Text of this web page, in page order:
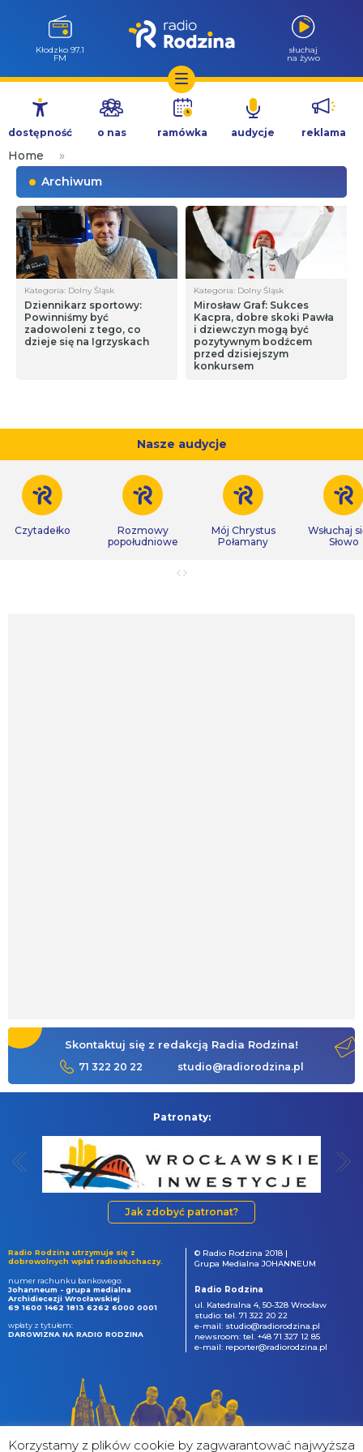
Przejdź
treści
Kłodzko 97.1
FM
słuchaj
na żywo
dostępność o nas ramówka audycje reklama
Home
»
Archiwum
Kategoria: Dolny Śląsk
Dziennikarz sportowy:
Powinniśmy być
zadowoleni z tego, co
dzieje się na Igrzyskach
Kategoria: Dolny Śląsk
Mirosław Graf: Sukces
Kacpra, dobre skoki Pawła
i dziewczyn mogą być
pozytywnym bodźcem
przed dzisiejszym
konkursem
Nasze audycje
Czytadełko
Rozmowy
popołudniowe
Mój Chrystus
Połamany
Wsłuchaj
Słowo
Skontaktuj się z redakcją Radia Rodzina!
71 322 20 22 studio@radiorodzina.pl
Patronaty:
Jak zdobyć patronat?
Radio Rodzina utrzymuje się z
dobrowolnych wpłat radiosłuchaczy.
numer rachunku bankowego:
Johanneum - grupa medialna
Archidiecezji Wrocławskiej
69 1600 1462 1813 6262 6000 0001
wpłaty z tytułem:
DAROWIZNA NA RADIO RODZINA
© Radio Rodzina 2018 |
Grupa Medialna JOHANNEUM
Radio Rodzina
ul. Katedralna 4, 50-328 Wrocław
studio: tel. 71 322 20 22
e-mail: studio@radiorodzina.pl
newsroom: tel. +48 71 327 12 85
e-mail: reporter@radiorodzina.pl
Korzystamy z plików cookie by zagwarantować najwyższa